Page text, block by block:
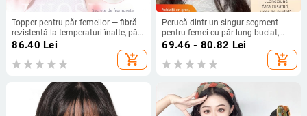
Topper pentru păr femeilor — fibră
rezistentă la temperaturi înalte, păr
drept, procesare mecanică, nu se
poate vopsi și nu se poate face
perm
86.40 Lei
add_shopping_cart
Perucă dintr-un singur segment
pentru femei cu păr lung buclat,
aspect fără sudură, fibre rezistente
la temperaturi înalte, păr în stil
coreean
69.46 - 80.82 Lei
add_shopping_cart